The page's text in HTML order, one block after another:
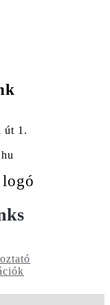
út 1.